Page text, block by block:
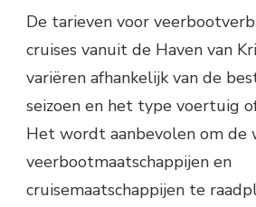
De tarieven voor
cruises vanuit de Haven van
variëren afhankelijk van de
seizoen en het type voertuig
Het wordt aanbevolen om de
veerbootmaatschappijen en
cruisemaatschappijen te